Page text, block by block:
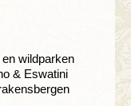
wildparken
& Eswatini